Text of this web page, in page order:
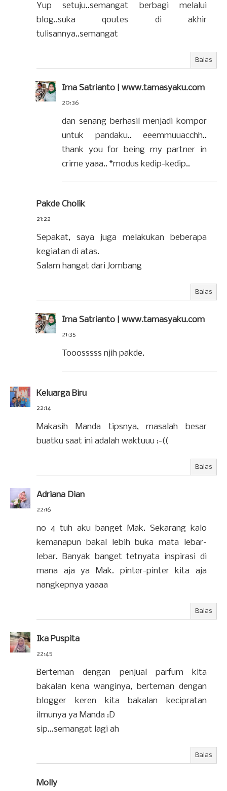
Yup setuju..semangat berbagi melalui
blog..suka qoutes di akhir
tulisannya..semangat
Balas
Ima Satrianto | www.tamasyaku.com
20:36
dan senang berhasil menjadi kompor
untuk pandaku.. eeemmuuacchh..
thank you for being my partner in
crime yaaa.. *modus kedip-kedip..
Pakde Cholik
21:22
Sepakat, saya juga melakukan beberapa
kegiatan di atas.
Salam hangat dari Jombang
Balas
Ima Satrianto | www.tamasyaku.com
21:35
Tooosssss njih pakde.
Keluarga Biru
22:14
Makasih Manda tipsnya, masalah besar
buatku saat ini adalah waktuuu :-((
Balas
Adriana Dian
22:16
no 4 tuh aku banget Mak. Sekarang kalo
kemanapun bakal lebih buka mata lebar-
lebar. Banyak banget tetnyata inspirasi di
mana aja ya Mak. pinter-pinter kita aja
nangkepnya yaaaa
Balas
Ika Puspita
22:45
Berteman dengan penjual parfum kita
bakalan kena wanginya, berteman dengan
blogger keren kita bakalan kecipratan
ilmunya ya Manda :D
sip...semangat lagi ah
Balas
Molly